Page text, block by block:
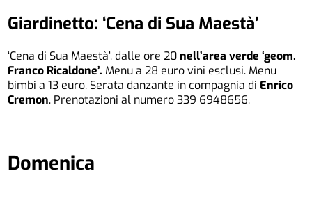
Giardinetto: ‘Cena di Sua Maestà’
‘Cena di Sua Maestà’, dalle ore 20nell’area verde ‘geom.
Franco Ricaldone’. Menu a 28 euro vini esclusi. Menu
bimbi a 13 euro. Serata danzante in compagnia di Enrico
Cremon. Prenotazioni al numero 339 6948656.
Domenica